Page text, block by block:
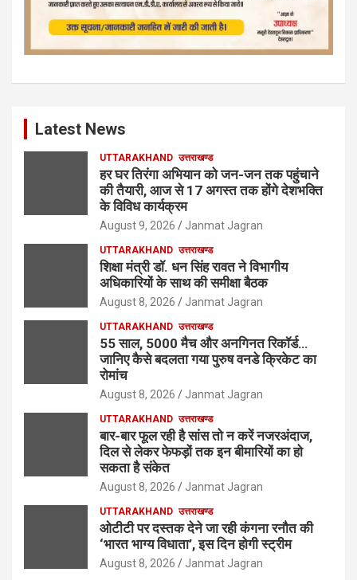
Latest News
UTTARAKHAND उत्तराखण्ड
हर घर तिरंगा अभियान को जन-जन तक पहुंचाने
की तैयारी, आज से 17 अगस्त तक होंगे देशभक्ति
के विविध कार्यक्रम
August 9, 2026 Janmat Jagran
UTTARAKHAND उत्तराखण्ड
शिक्षा मंत्री डॉ. धन सिंह रावत ने विभागीय
अधिकारियों के साथ की समीक्षा बैठक
August 8, 2026 Janmat Jagran
UTTARAKHAND उत्तराखण्ड
55 साल, 5000 मैच और अनगिनत रिकॉर्ड…
जानिए कैसे बदलता गया पुरुष वनडे क्रिकेट का
रोमांच
August 8, 2026 Janmat Jagran
UTTARAKHAND उत्तराखण्ड
बार-बार फूल रही है सांस तो न करें नजरअंदाज,
दिल से लेकर फेफड़ों तक इन बीमारियों का हो
सकता है संकेत
August 8, 2026 Janmat Jagran
UTTARAKHAND उत्तराखण्ड
ओटीटी पर दस्तक देने जा रही कंगना रनौत की
‘भारत भाग्य विधाता’, इस दिन होगी स्ट्रीम
August 8, 2026 Janmat Jagran